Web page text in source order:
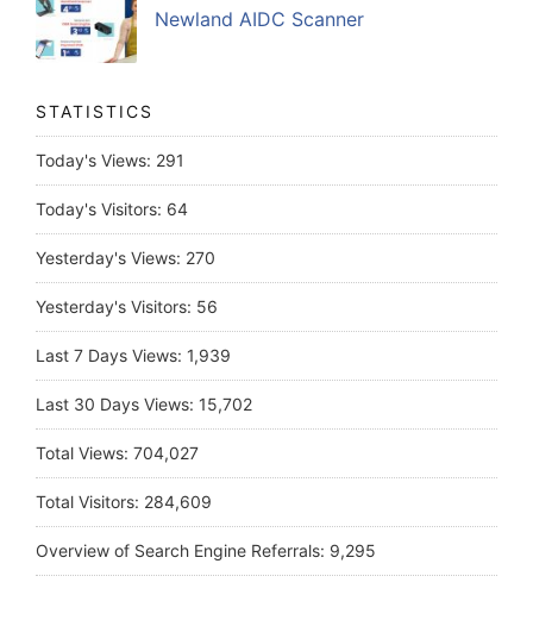
Newland AIDC Scanner
STATISTICS
Today's Views: 291
Today's Visitors: 64
Yesterday's Views: 270
Yesterday's Visitors: 56
Last 7 Days Views: 1,939
Last 30 Days Views: 15,702
Total Views: 704,027
Total Visitors: 284,609
Overview of Search Engine Referrals: 9,295